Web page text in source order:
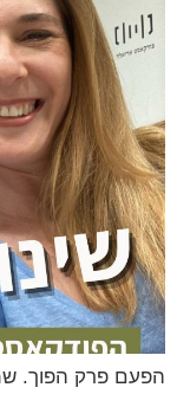
הפעם פרק הפוך.